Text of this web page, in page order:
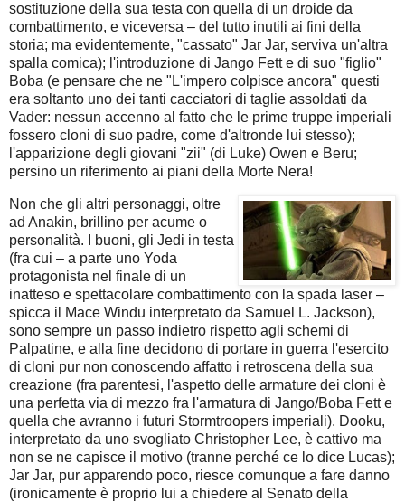
sostituzione della sua testa con quella di un droide da
combattimento, e viceversa – del tutto inutili ai fini della
storia; ma evidentemente, "cassato" Jar Jar, serviva un'altra
spalla comica); l'introduzione di Jango Fett e di suo "figlio"
Boba (e pensare che ne "L'impero colpisce ancora" questi
era soltanto uno dei tanti cacciatori di taglie assoldati da
Vader: nessun accenno al fatto che le prime truppe imperiali
fossero cloni di suo padre, come d'altronde lui stesso);
l'apparizione degli giovani "zii" (di Luke) Owen e Beru;
persino un riferimento ai piani della Morte Nera!
Non che gli altri personaggi, oltre
ad Anakin, brillino per acume o
personalità. I buoni, gli Jedi in testa
(fra cui – a parte uno Yoda
protagonista nel finale di un
inatteso e spettacolare combattimento con la spada laser –
spicca il Mace Windu interpretato da Samuel L. Jackson),
sono sempre un passo indietro rispetto agli schemi di
Palpatine, e alla fine decidono di portare in guerra l'esercito
di cloni pur non conoscendo affatto i retroscena della sua
creazione (fra parentesi, l'aspetto delle armature dei cloni è
una perfetta via di mezzo fra l'armatura di Jango/Boba Fett e
quella che avranno i futuri Stormtroopers imperiali). Dooku,
interpretato da uno svogliato Christopher Lee, è cattivo ma
non se ne capisce il motivo (tranne perché ce lo dice Lucas);
Jar Jar, pur apparendo poco, riesce comunque a fare danno
(ironicamente è proprio lui a chiedere al Senato della